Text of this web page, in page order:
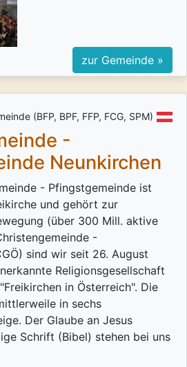
zur Gemeinde »
(BFP, BPF, FFP, FCG, SPM)
-
Neunkirchen
- Pfingstgemeinde ist
und gehört zur
(über 300 Mill. aktive
-
sind wir seit 26. August
Religionsgesellschaft
in Österreich". Die
in sechs
Der Glaube an Jesus
Schrift (Bibel) stehen bei uns